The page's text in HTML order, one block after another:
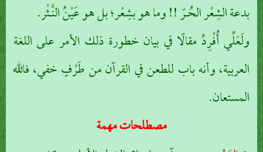
بدعة الشِعْر الحُـرّ !! وما هو بشِعْر؛ بل هو عَيْنُ النَّـثْر.
ولَعَلِّي أُفْرِدُ مقالًا في بيان خطورة ذلك الأمر على اللغة
العربية، وأنه باب للطعن في القرآن من طَرْفٍ خفي، فالله
المستعان.
مصطلحات مهمة